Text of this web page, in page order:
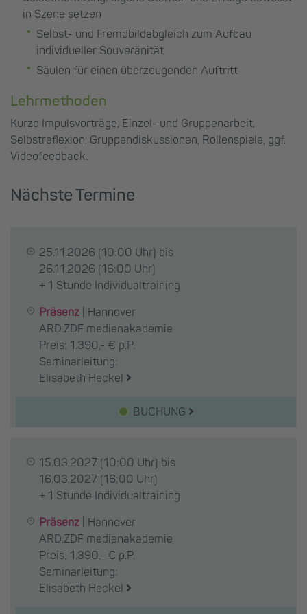
in Szene setzen
Selbst- und Fremdbildabgleich zum Aufbau
individueller Souveränität
Säulen für einen überzeugenden Auftritt
Lehrmethoden
Kurze Impulsvorträge, Einzel- und Gruppenarbeit,
Selbstreflexion, Gruppendiskussionen, Rollenspiele, ggf.
Videofeedback.
Nächste Termine
25.11.2026 (10:00 Uhr) bis
26.11.2026 (16:00 Uhr)
+ 1 Stunde Individualtraining
Präsenz
Hannover
ARD.ZDF medienakademie
Preis: 1.390,- € p.P.
Seminarleitung:
Elisabeth Heckel
BUCHUNG
15.03.2027 (10:00 Uhr) bis
16.03.2027 (16:00 Uhr)
+ 1 Stunde Individualtraining
Präsenz
Hannover
ARD.ZDF medienakademie
Preis: 1.390,- € p.P.
Seminarleitung:
Elisabeth Heckel